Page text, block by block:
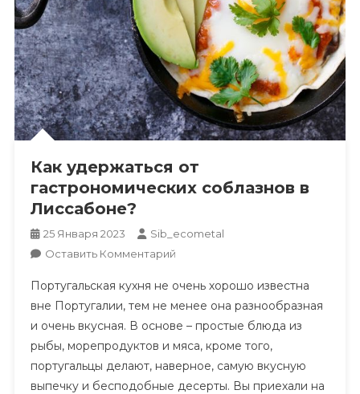
Как удержаться от
гастрономических соблазнов в
Лиссабоне?
25 Января 2023
Sib_ecometal
Оставить КомментарийК
Удержаться
От
Гастрономических
Соблазнов
В
Лиссабоне?
Португальская кухня не очень хорошо известна
вне Португалии, тем не менее она разнообразная
и очень вкусная. В основе – простые блюда из
рыбы, морепродуктов и мяса, кроме того,
португальцы делают, наверное, самую вкусную
выпечку и бесподобные десерты. Вы приехали на